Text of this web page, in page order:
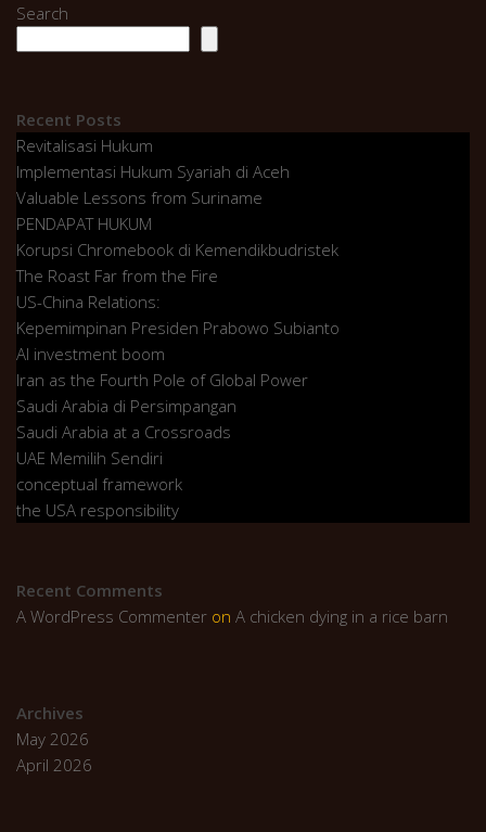
Search
Recent Posts
Revitalisasi Hukum
Implementasi Hukum Syariah di Aceh
Valuable Lessons from Suriname
PENDAPAT HUKUM
Korupsi Chromebook di Kemendikbudristek
The Roast Far from the Fire
US-China Relations:
Kepemimpinan Presiden Prabowo Subianto
AI investment boom
Iran as the Fourth Pole of Global Power
Saudi Arabia di Persimpangan
Saudi Arabia at a Crossroads
UAE Memilih Sendiri
conceptual framework
the USA responsibility
Recent Comments
A WordPress Commenter on A chicken dying in a rice barn
Archives
May 2026
April 2026